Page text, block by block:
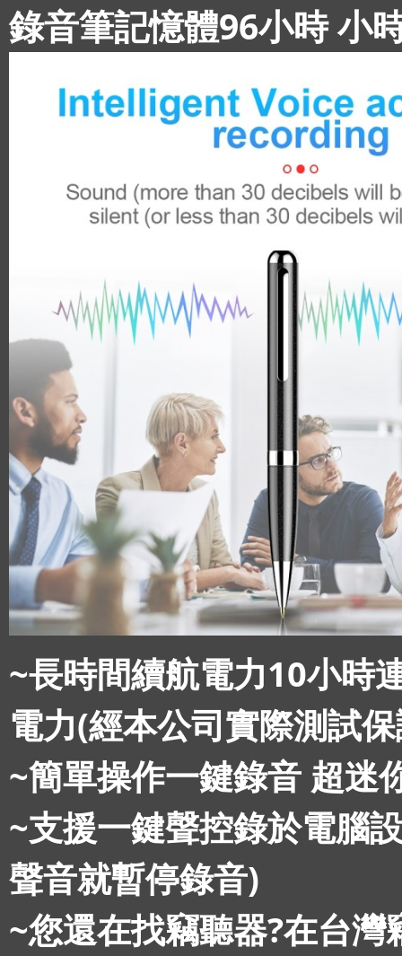
錄音筆記憶體96小時 小
~長時間續航電力10小時
電力(經本公司實際測試
~簡單操作一鍵錄音 超迷
~支援一鍵聲控錄於電腦
聲音就暫停錄音)
~您還在找竊聽器?在台